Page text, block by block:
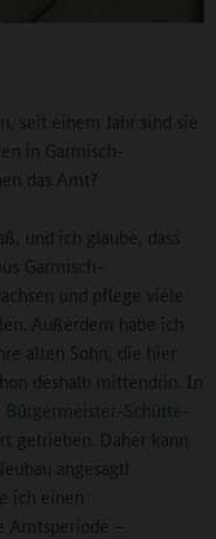
seit einem Jahr sind sie
in Garmisch-
das Amt?
und ich glaube, dass
Garmisch-
und pflege viele
Außerdem habe ich
alten Sohn, die hier
deshalb mittendrin. In
Bürgermeister-Schütte-
getrieben. Daher kann
angesagt!
ich einen
Amtsperiode –